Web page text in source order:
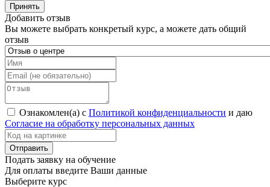
Принять
Добавить отзыв
Вы можете выбрать конкретый курс, а можете дать общий
отзыв
Ознакомлен(а) с Политикой конфиденциальности и даю
Согласие на обработку персональных данных
Подать заявку на обучение
Для оплаты введите Ваши данные
Выберите курс